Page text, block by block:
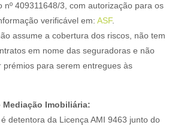
nº 409311648/3, com autorização para os
verificável em: ASF.
assume a cobertura dos riscos, não tem
em nome das seguradoras e não
para serem entregues às
Imobiliária:
detentora da Licença AMI 9463 junto do